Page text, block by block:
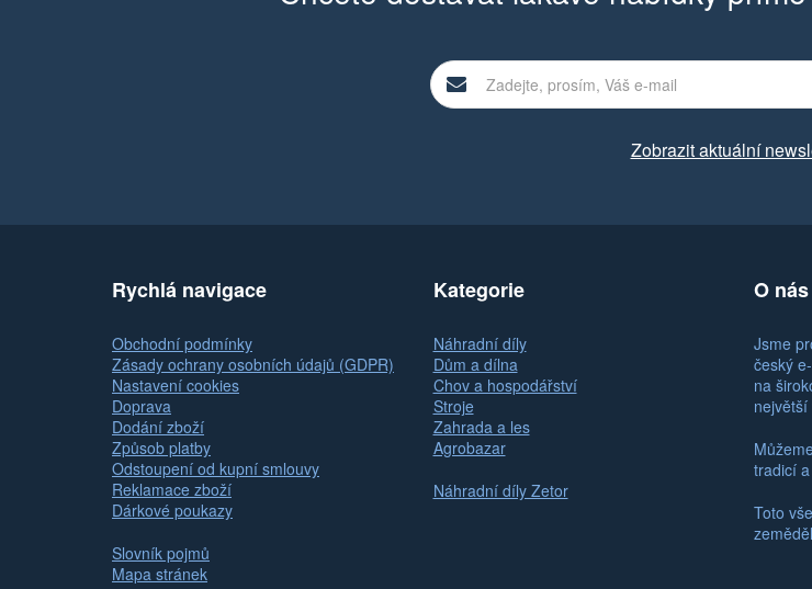
Zobrazit aktuální
Rychlá navigace
Obchodní podmínky
Zásady ochrany osobních údajů (GDPR)
Nastavení cookies
Doprava
Dodání zboží
Způsob platby
Odstoupení od kupní smlouvy
Reklamace zboží
Dárkové poukazy
Slovník pojmů
Mapa stránek
Kategorie
Náhradní díly
Dům a dílna
Chov a hospodářství
Stroje
Zahrada a les
Agrobazar
Náhradní díly Zetor
O nás
Jsme
český
na
tradicí
Toto